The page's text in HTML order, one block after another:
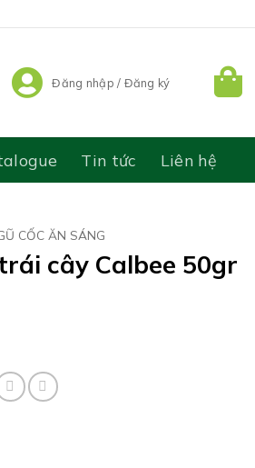
Đăng nhập / Đăng ký
Tin tức Liên hệ
CỐC ĂN SÁNG
cây Calbee 50gr